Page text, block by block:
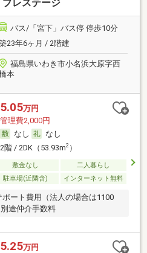
レステージ
バス/「宮下」バス停 停歩10分
23年6ヶ月 / 2階建
福島県いわき市小名浜大原字西
本
5.05万円
管理費2,000円
なし
なし
2階 / 2DK（53.93m2）
敷金なし
二人暮らし
駐車場(近隣含) インターネット無料
ート費用（法人の場合は1100
途仲介手数料
5.25万円